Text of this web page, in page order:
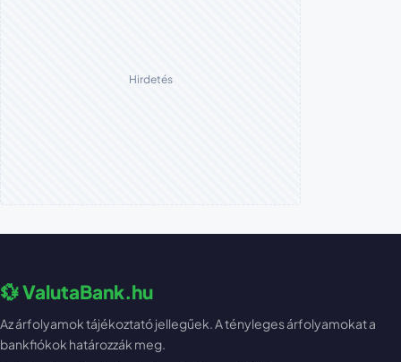
Hirdetés
💱 ValutaBank.hu
Az árfolyamok tájékoztató jellegűek. A tényleges árfolyamokat a
bankfiókok határozzák meg.